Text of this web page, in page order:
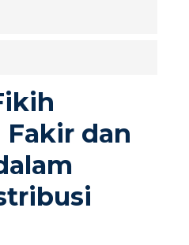
dan